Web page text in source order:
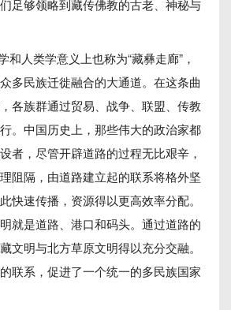
足够领略到藏传佛教的古老、神秘与
和人类学意义上也称为“藏彝走廊”，
多民族迁徙融合的大通道。在这条曲
各族群通过贸易、战争、联盟、传教
。中国历史上，那些伟大的政治家都
者，尽管开辟道路的过程无比艰辛，
阻隔，由道路建立起的联系将格外坚
快速传播，资源得以更高效率分配。
就是道路、港口和码头。通过道路的
文明与北方草原文明得以充分交融。
联系，促进了一个统一的多民族国家